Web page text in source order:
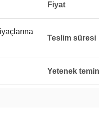
Fiyat
Teslim süresi
Yetenek